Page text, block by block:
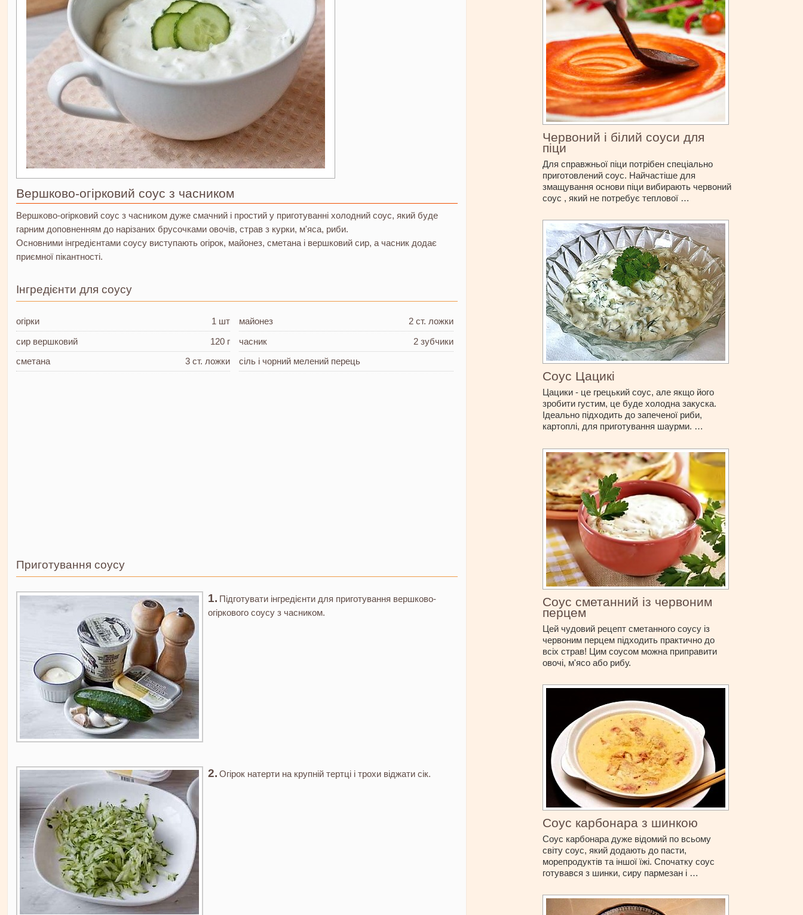
Вершково-огірковий соус з часником
Вершково-огірковий соус з часником дуже смачний і простий у приготуванні холодний соус, який буде
гарним доповненням до нарізаних брусочками овочів, страв з курки, м'яса, риби.
Основними інгредієнтами соусу виступають огірок, майонез, сметана і вершковий сир, а часник додає
приємної пікантності.
Інгредієнти для соусу
огірки
1 шт
сир вершковий
120 г
сметана
3 ст. ложки
майонез
2 ст. ложки
часник
2 зубчики
сіль і чорний мелений перець
Приготування соусу
Підготувати інгредієнти для приготування вершково-
огіркового соусу з часником.
Огірок натерти на крупній тертці і трохи віджати сік.
Червоний і білий соуси для
піци
Для справжньої піци потрібен спеціально
приготовлений соус. Найчастіше для
змащування основи піци вибирають червоний
соус , який не потребує теплової …
Соус Цацикі
Цацики - це грецький соус, але якщо його
зробити густим, це буде холодна закуска.
Ідеально підходить до запеченої риби,
картоплі, для приготування шаурми. …
Соус сметанний із червоним
перцем
Цей чудовий рецепт сметанного соусу із
червоним перцем підходить практично до
всіх страв! Цим соусом можна приправити
овочі, м'ясо або рибу.
Соус карбонара з шинкою
Соус карбонара дуже відомий по всьому
світу соус, який додають до пасти,
морепродуктів та іншої їжі. Спочатку соус
готувався з шинки, сиру пармезан і …